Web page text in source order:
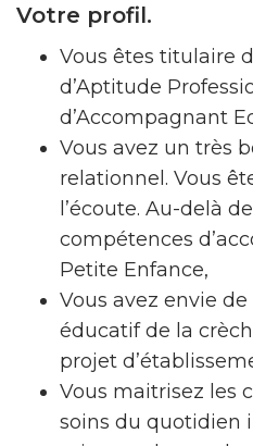
Votre profil.
Vous êtes titulaire
d’Aptitude
d’Accompagnant
Vous avez un très
relationnel. Vous
l’écoute. Au-delà
compétences
Petite Enfance,
Vous avez envie
éducatif de la
projet
Vous maitrisez les
soins du quotidien